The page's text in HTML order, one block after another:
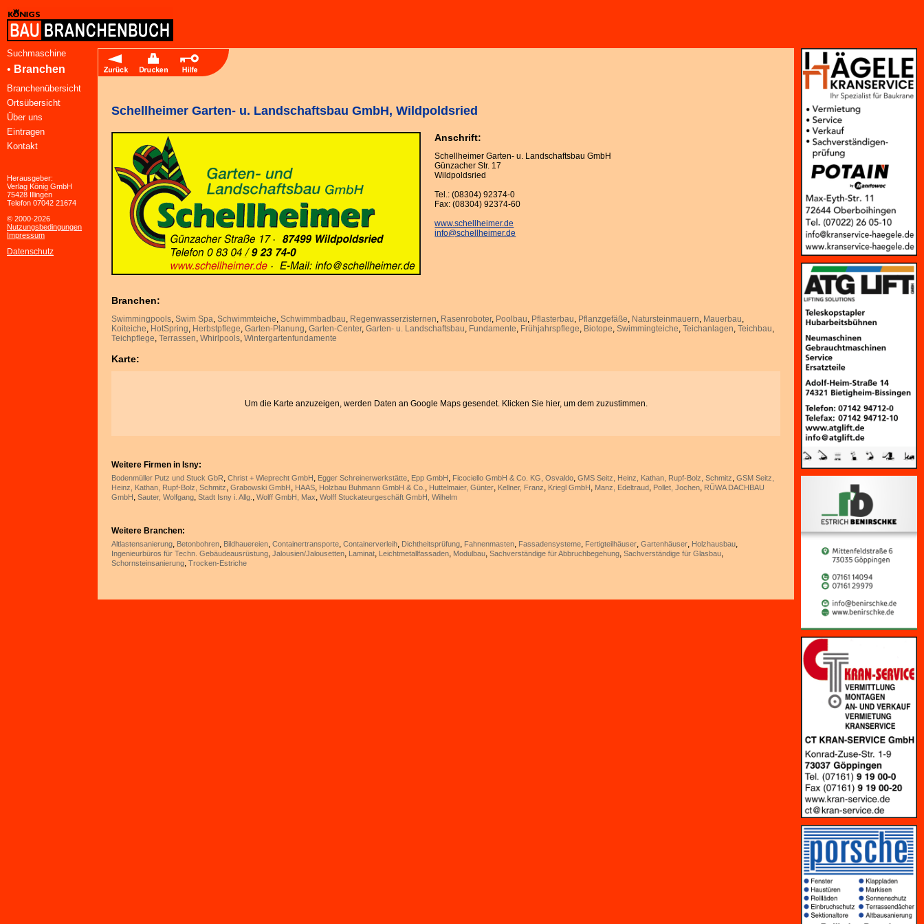
Suchmaschine
• Branchen
Branchenübersicht
Ortsübersicht
Über uns
Eintragen
Kontakt
Herausgeber:
Verlag König GmbH
75428 Illingen
Telefon 07042 21674
© 2000-2026
Nutzungsbedingungen
Impressum
Datenschutz
Schellheimer Garten- u. Landschaftsbau GmbH, Wildpoldsried
Anschrift:
Schellheimer Garten- u. Landschaftsbau GmbH
Günzacher Str. 17
Wildpoldsried
Tel.: (08304) 92374-0
Fax: (08304) 92374-60
www.schellheimer.de
info@schellheimer.de
Branchen:
Swimmingpools,Swim Spa,Schwimmteiche,Schwimmbadbau, Regenwasserzisternen, Rasenroboter, Poolbau, Pflasterbau, Pflanzgefäße, Natursteinmauern, Mauerbau,
Koiteiche, HotSpring, Herbstpflege,Garten-Planung,Garten-Center,Garten- u. Landschaftsbau, Fundamente, Frühjahrspflege, Biotope,Swimmingteiche,Teichanlagen,Teichbau,
Teichpflege,Terrassen,Whirlpools,Wintergartenfundamente
Karte:
Um die Karte anzuzeigen, werden Daten an Google Maps gesendet. Klicken Sie hier, um dem zuzustimmen.
Weitere Firmen in Isny:
Bodenmüller Putz und Stuck GbR,Christ + Wieprecht GmbH, Egger Schreinerwerkstätte, Epp GmbH, Ficociello GmbH & Co. KG, Osvaldo,GMS Seitz, Heinz, Kathan, Rupf-Bolz, Schmitz,GSM Seitz,
Heinz, Kathan, Rupf-Bolz, Schmitz,Grabowski GmbH, HAAS, Holzbau Buhmann GmbH & Co. , Huttelmaier, Günter, Kellner, Franz, Kriegl GmbH, Manz, Edeltraud, Pollet, Jochen, RÜWA DACHBAU
GmbH,Sauter, Wolfgang,Stadt Isny i. Allg. ,Wolff GmbH, Max,Wolff Stuckateurgeschäft GmbH, Wilhelm
Weitere Branchen:
Altlastensanierung, Betonbohren, Bildhauereien,Containertransporte,Containerverleih, Dichtheitsprüfung, Fahnenmasten, Fassadensysteme, Fertigteilhäuser,Gartenhäuser, Holzhausbau,
Ingenieurbüros für Techn. Gebäudeausrüstung,Jalousien/Jalousetten, Laminat, Leichtmetallfassaden, Modulbau,Sachverständige für Abbruchbegehung,Sachverständige für Glasbau,
Schornsteinsanierung,Trocken-Estriche